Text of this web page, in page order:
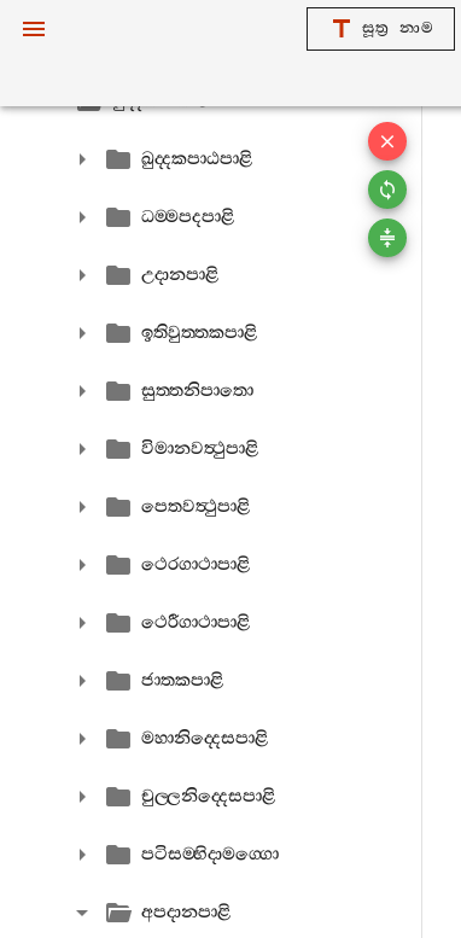
සූත්‍ර නාම
ඛුද‍්දකනිකායො
ඛුද‍්දකපාඨපාළි
ධම‍්මපදපාළි
උදානපාළි
ඉතිවුත‍්තකපාළි
සුත‍්තනිපාතො
විමානවත්‍ථුපාළි
පෙතවත්‍ථුපාළි
ථෙරගාථාපාළි
ථෙරීගාථාපාළි
ජාතකපාළි
මහානිද‍්දෙසපාළි
චුල‍්ලනිද‍්දෙසපාළි
පටිසම‍්භිදාමග‍්ගො
අපදානපාළි